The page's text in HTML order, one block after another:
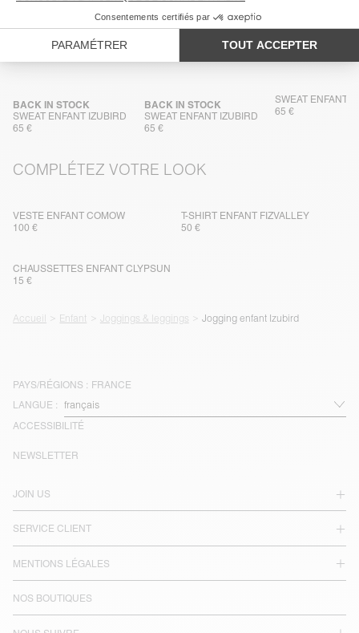
DANS LA MÊME MATIÈRE
SWEAT ENFANT IZUBIRD
BACK IN STOCK
65 €
SWEAT ENFANT IZUBIRD
BACK IN STOCK
65 €
SWEAT ENFANT
65 €
COMPLÉTEZ VOTRE LOOK
VESTE ENFANT COMOW
100 €
T-SHIRT ENFANT FIZVALLEY
50 €
CHAUSSETTES ENFANT CLYPSUN
15 €
Accueil Enfant Joggings & leggings Jogging enfant Izubird
PAYS/RÉGIONS : FRANCE
LANGUE :
ACCESSIBILITÉ
JOIN US
SERVICE CLIENT
MENTIONS LÉGALES
NOS BOUTIQUES
NEWSLETTER